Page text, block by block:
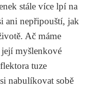
stále více lpí na
ani nepřipouští, jak
Ač máme
myšlenkové
tuze
nabulíkovat sobě